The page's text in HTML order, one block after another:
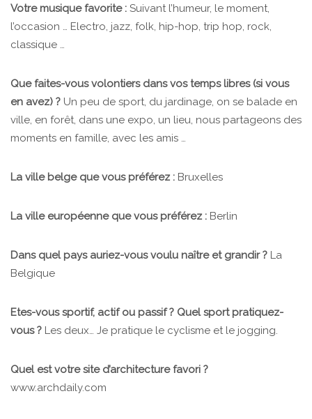
Votre musique favorite : Suivant l’humeur, le moment,
l’occasion … Electro, jazz, folk, hip-hop, trip hop, rock,
classique …
Que faites-vous volontiers dans vos temps libres (si vous
en avez) ? Un peu de sport, du jardinage, on se balade en
ville, en forêt, dans une expo, un lieu, nous partageons des
moments en famille, avec les amis …
La ville belge que vous préférez : Bruxelles
La ville européenne que vous préférez : Berlin
Dans quel pays auriez-vous voulu naître et grandir ? La
Belgique
Etes-vous sportif, actif ou passif ? Quel sport pratiquez-
vous ? Les deux… Je pratique le cyclisme et le jogging.
Quel est votre site d’architecture favori ?
www.archdaily.com